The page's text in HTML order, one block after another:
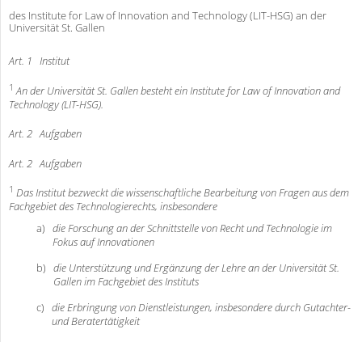
des Institute for Law of Innovation and Technology (LIT-HSG) an der
Universität St. Gallen
Art. 1 Institut
1 An der Universität St. Gallen besteht ein Institute for Law of Innovation and
Technology (LIT-HSG).
Art. 2 Aufgaben
Art. 2 Aufgaben
1 Das Institut bezweckt die wissenschaftliche Bearbeitung von Fragen aus dem
Fachgebiet des Technologierechts, insbesondere
a) die Forschung an der Schnittstelle von Recht und Technologie im
Fokus auf Innovationen
b) die Unterstützung und Ergänzung der Lehre an der Universität St.
Gallen im Fachgebiet des Instituts
c) die Erbringung von Dienstleistungen, insbesondere durch Gutachter-
und Beratertätigkeit